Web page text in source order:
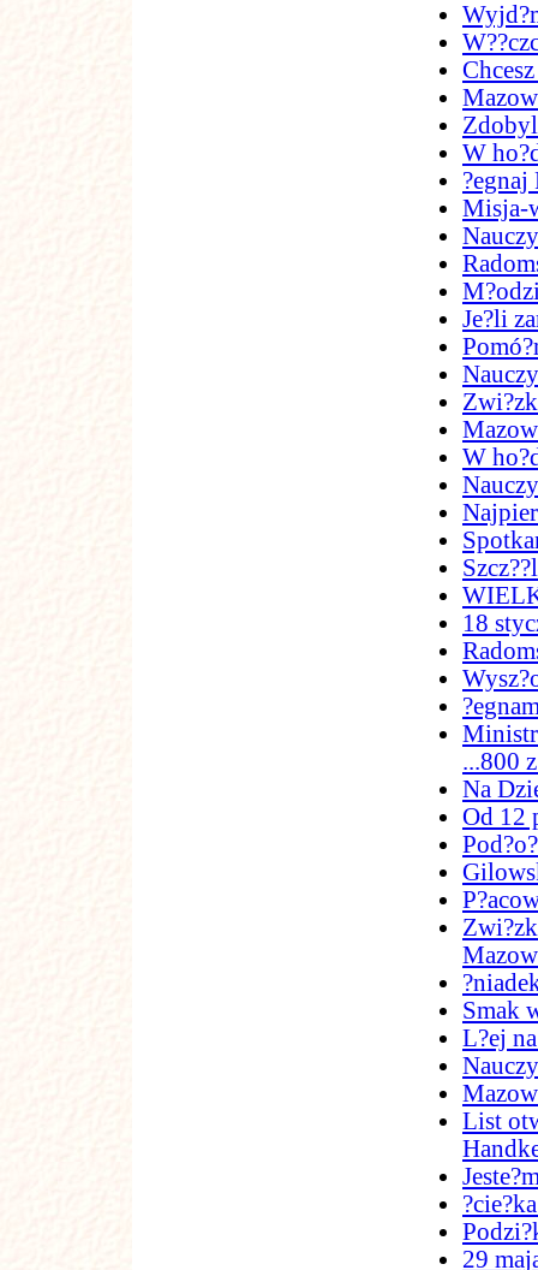
W
?egnaj
Misja-
Je?li
W
18
...800
Na
Od 12
Smak
L?ej
List
29